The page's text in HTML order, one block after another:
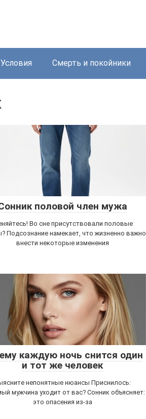
Условия Смерть и покойники
половой член мужа
Во сне присутствовали половые
Подсознание намекает, что жизненно важно
внести некоторые изменения
каждую ночь снится один
и тот же человек
непонятные нюансы Приснилось:
мужчина уходит от вас? Сонник объясняет:
это опасения из-за